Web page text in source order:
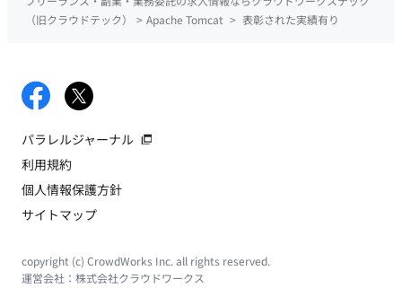
（旧クラウドテック）
> Apache Tomcat > 表彰された実績有り
パラレルジャーナル
利用規約
個人情報保護方針
サイトマップ
copyright (c) CrowdWorks Inc. all rights reserved.
運営会社： 株式会社クラウドワークス